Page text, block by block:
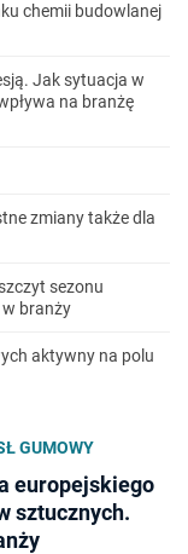
chemii budowlanej
Jak sytuacja w
na branżę
zmiany także dla
sezonu
branży
aktywny na polu
GUMOWY
europejskiego
sztucznych.